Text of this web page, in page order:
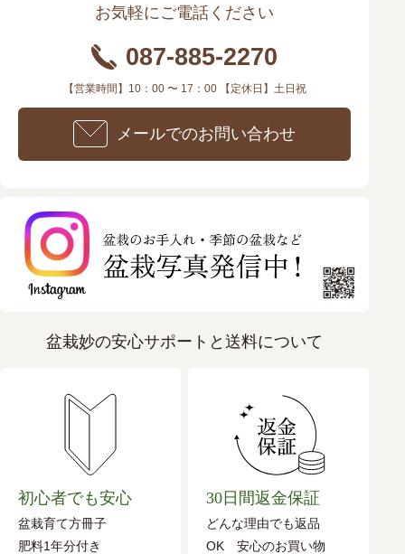
お気軽にご電話ください
087-885-2270
【営業時間】10：00 〜 17：00 【定休日】土日祝
メールでのお問い合わせ
盆栽妙の安心サポートと送料について
初心者でも安心
盆栽育て方冊子
肥料1年分付き
30日間返金保証
どんな理由でも返品
OK 安心のお買い物